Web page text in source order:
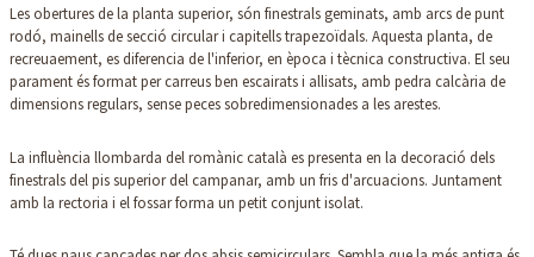
Les obertures de la planta superior, són finestrals geminats, amb arcs de punt
rodó, mainells de secció circular i capitells trapezoïdals. Aquesta planta, de
recreuaement, es diferencia de l'inferior, en època i tècnica constructiva. El seu
parament és format per carreus ben escairats i allisats, amb pedra calcària de
dimensions regulars, sense peces sobredimensionades a les arestes.
La influència llombarda del romànic català es presenta en la decoració dels
finestrals del pis superior del campanar, amb un fris d'arcuacions. Juntament
amb la rectoria i el fossar forma un petit conjunt isolat.